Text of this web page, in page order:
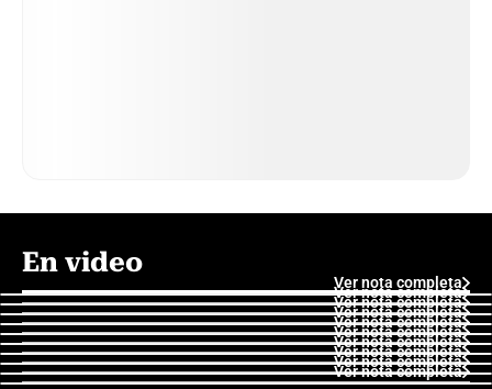
En video
Ver nota completa
Ver nota completa
Ver nota completa
Ver nota completa
Ver nota completa
Ver nota completa
Ver nota completa
Ver nota completa
Ver nota completa
Ver nota completa